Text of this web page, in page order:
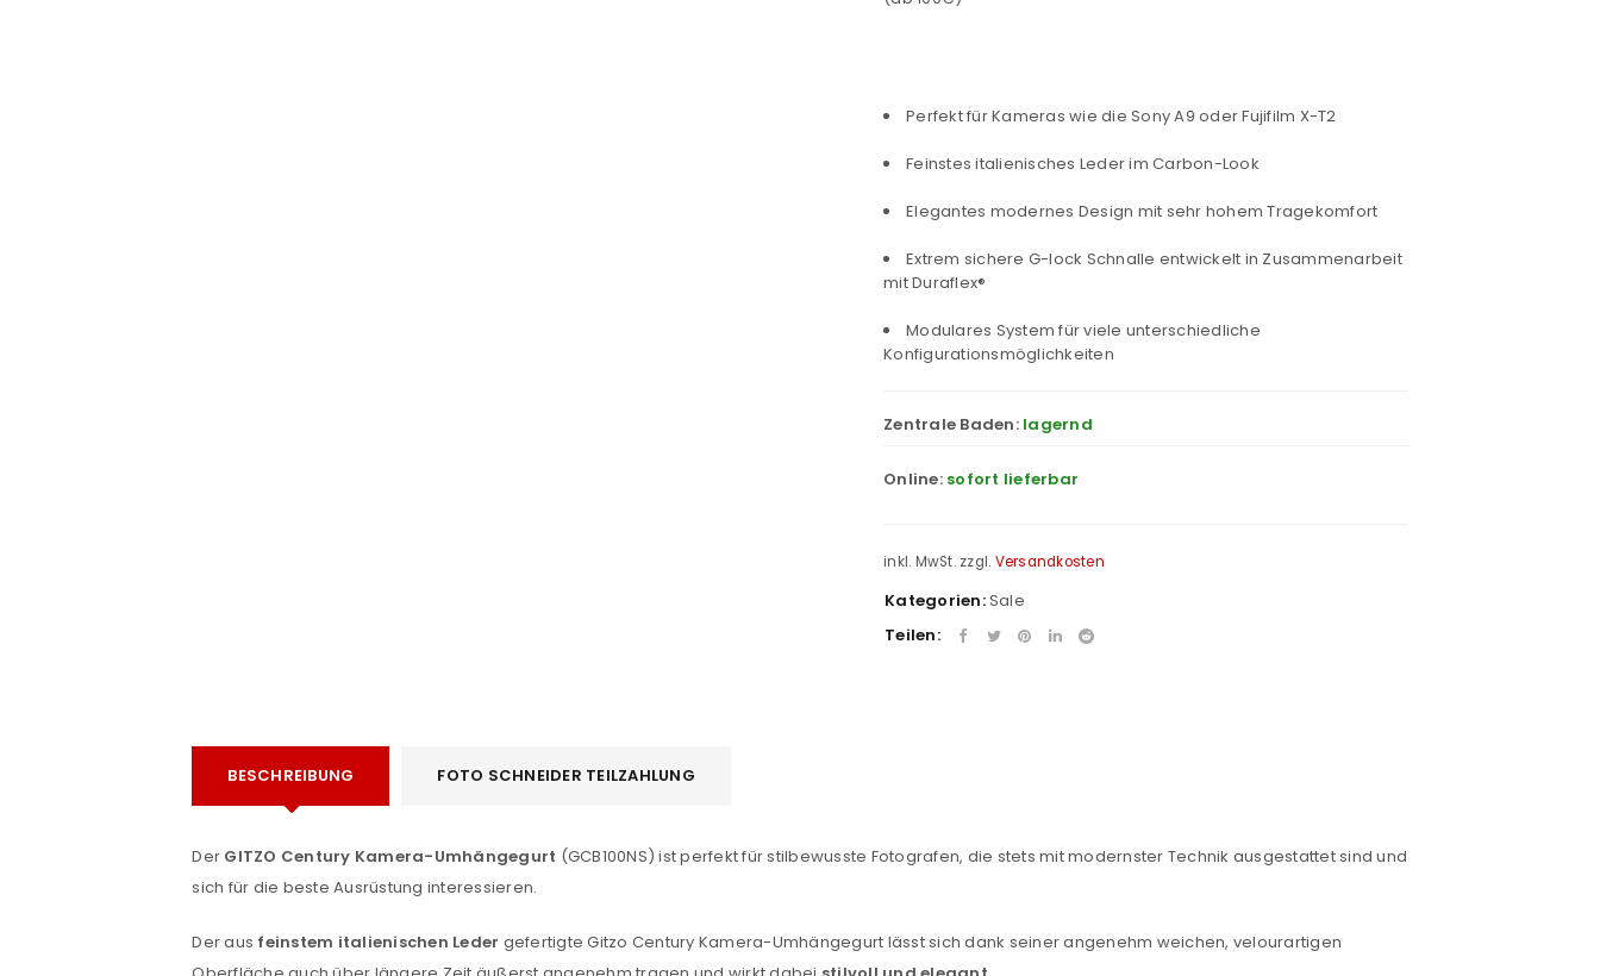
Passwort*
Anmeldeformular geschützt durch
Angemeldet bleiben
ANMELDEN
REGISTRIEREN
NEWSLETTER ABONNIEREN
Ich stimme zu
Perfekt für Kameras wie die Sony A9 oder Fujifilm X-T2
Feinstes italienisches Leder im Carbon-Look
Elegantes modernes Design mit sehr hohem Tragekomfort
Extrem sichere G-lock Schnalle entwickelt in Zusammenarbeit
mit Duraflex®
Modulares System für viele unterschiedliche
Konfigurationsmöglichkeiten
Zentrale Baden: lagernd
Online: sofort lieferbar
inkl. MwSt. zzgl. Versandkosten
Kategorien:Sale
Teilen:
BESCHREIBUNG FOTO SCHNEIDER TEILZAHLUNG
Der GITZO Century Kamera-Umhängegurt (GCB100NS) ist perfekt für stilbewusste Fotografen, die stets mit modernster Technik ausgestattet sind und
sich für die beste Ausrüstung interessieren.
Der aus feinstem italienischen Leder gefertigte Gitzo Century Kamera-Umhängegurt lässt sich dank seiner angenehm weichen, velourartigen